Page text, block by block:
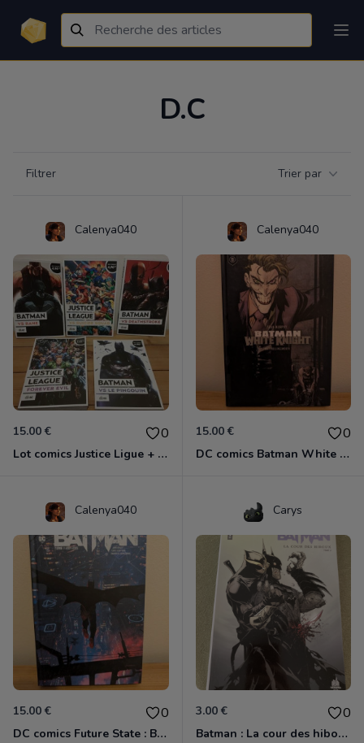
D.C
Filtrer Trier par
Calenya040
15.00 € 0
Lot comics Justice Ligue + Batman
Calenya040
15.00 € 0
DC comics Batman White Knight
Calenya040
15.00 € 0
DC comics Future State : Batman tome 1
Carys
3.00 € 0
Batman : La cour des hiboux - Tome 2